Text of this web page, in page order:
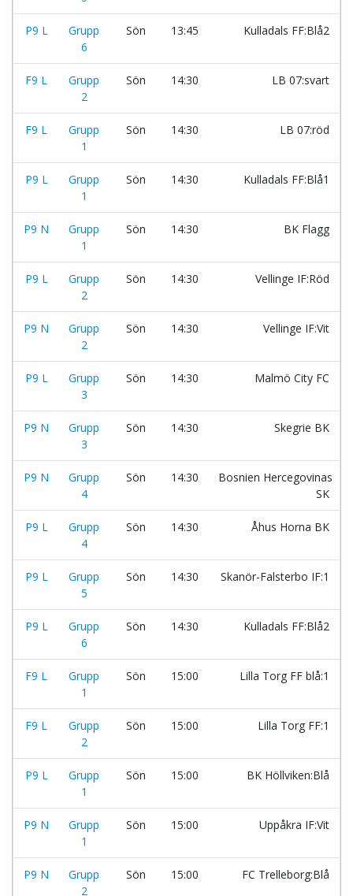
P9 L
Grupp
6
Sön 13:45 Kulladals FF:Blå2
F9 L
Grupp
2
Sön 14:30 LB 07:svart
F9 L
Grupp
1
Sön 14:30 LB 07:röd
P9 L
Grupp
1
Sön 14:30 Kulladals FF:Blå1
P9 N
Grupp
1
Sön 14:30 BK Flagg
P9 L
Grupp
2
Sön 14:30 Vellinge IF:Röd
P9 N
Grupp
2
Sön 14:30 Vellinge IF:Vit
P9 L
Grupp
3
Sön 14:30 Malmö City FC
P9 N
Grupp
3
Sön 14:30 Skegrie BK
P9 N
Grupp
4
Sön 14:30
Bosnien Hercegovinas
SK
P9 L
Grupp
4
Sön 14:30 Åhus Horna BK
P9 L
Grupp
5
Sön 14:30 Skanör-Falsterbo IF:1
P9 L
Grupp
6
Sön 14:30 Kulladals FF:Blå2
F9 L
Grupp
1
Sön 15:00 Lilla Torg FF blå:1
F9 L
Grupp
2
Sön 15:00 Lilla Torg FF:1
P9 L
Grupp
1
Sön 15:00 BK Höllviken:Blå
P9 N
Grupp
1
Sön 15:00 Uppåkra IF:Vit
P9 N
Grupp
2
Sön 15:00 FC Trelleborg:Blå